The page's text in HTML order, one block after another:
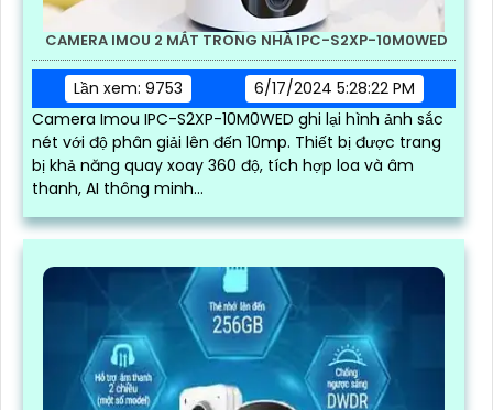
CAMERA IMOU 2 MẮT TRONG NHÀ IPC-S2XP-10M0WED
Lần xem: 9753
6/17/2024 5:28:22 PM
Camera Imou IPC-S2XP-10M0WED ghi lại hình ảnh sắc
nét với độ phân giải lên đến 10mp. Thiết bị được trang
bị khả năng quay xoay 360 độ, tích hợp loa và âm
thanh, AI thông minh...